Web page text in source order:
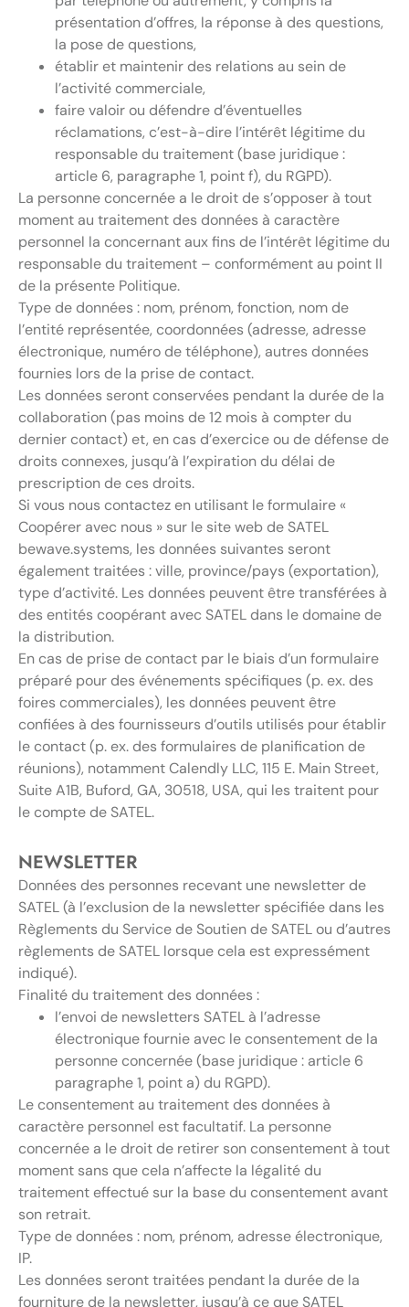
présentation d’offres, la réponse à des questions,
la pose de questions,
établir et maintenir des relations au sein de
l’activité commerciale,
faire valoir ou défendre d’éventuelles
réclamations, c’est-à-dire l’intérêt légitime du
responsable du traitement (base juridique :
article 6, paragraphe 1, point f), du RGPD).
La personne concernée a le droit de s’opposer à tout
moment au traitement des données à caractère
personnel la concernant aux fins de l’intérêt légitime du
responsable du traitement – conformément au point II
de la présente Politique.
Type de données : nom, prénom, fonction, nom de
l’entité représentée, coordonnées (adresse, adresse
électronique, numéro de téléphone), autres données
fournies lors de la prise de contact.
Les données seront conservées pendant la durée de la
collaboration (pas moins de 12 mois à compter du
dernier contact) et, en cas d’exercice ou de défense de
droits connexes, jusqu’à l’expiration du délai de
prescription de ces droits.
Si vous nous contactez en utilisant le formulaire «
Coopérer avec nous » sur le site web de SATEL
bewave.systems, les données suivantes seront
également traitées : ville, province/pays (exportation),
type d’activité. Les données peuvent être transférées à
des entités coopérant avec SATEL dans le domaine de
la distribution.
En cas de prise de contact par le biais d’un formulaire
préparé pour des événements spécifiques (p. ex. des
foires commerciales), les données peuvent être
confiées à des fournisseurs d’outils utilisés pour établir
le contact (p. ex. des formulaires de planification de
réunions), notamment Calendly LLC, 115 E. Main Street,
Suite A1B, Buford, GA, 30518, USA, qui les traitent pour
le compte de SATEL.
NEWSLETTER
Données des personnes recevant une newsletter de
SATEL (à l’exclusion de la newsletter spécifiée dans les
Règlements du Service de Soutien de SATEL ou d’autres
règlements de SATEL lorsque cela est expressément
indiqué).
Finalité du traitement des données :
l’envoi de newsletters SATEL à l’adresse
électronique fournie avec le consentement de la
personne concernée (base juridique : article 6
paragraphe 1, point a) du RGPD).
Le consentement au traitement des données à
caractère personnel est facultatif. La personne
concernée a le droit de retirer son consentement à tout
moment sans que cela n’affecte la légalité du
traitement effectué sur la base du consentement avant
son retrait.
Type de données : nom, prénom, adresse électronique,
IP.
Les données seront traitées pendant la durée de la
fourniture de la newsletter, jusqu’à ce que SATEL